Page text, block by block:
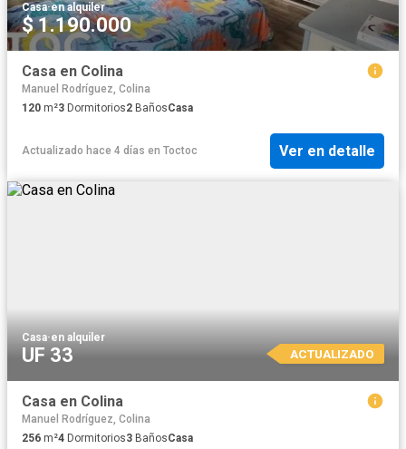
Casa·en alquiler
$ 1.190.000
Casa en Colina
Manuel Rodríguez, Colina
120 m²3 Dormitorios2 BañosCasa
Actualizado hace 4 días en Toctoc Ver en detalle
Casa·en alquiler
UF 33 ACTUALIZADO
Casa en Colina
Manuel Rodríguez, Colina
256 m²4 Dormitorios3 BañosCasa